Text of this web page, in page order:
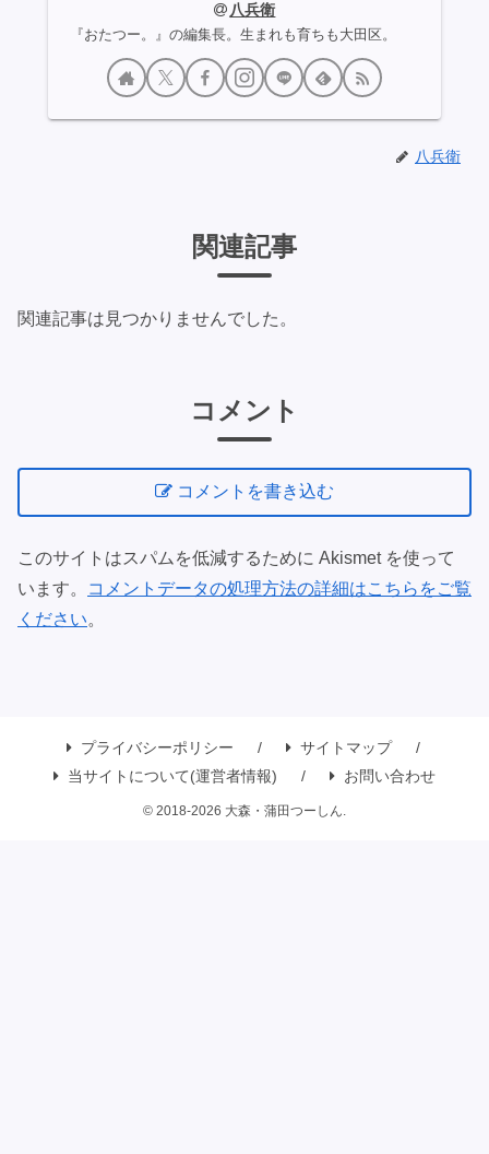
八兵衛
『おたつー。』の編集長。生まれも育ちも大田区。
八兵衛
関連記事
関連記事は見つかりませんでした。
コメント
コメントを書き込む
このサイトはスパムを低減するために Akismet を使って
います。
コメントデータの処理方法の詳細はこちらをご覧
ください。
プライバシーポリシー
サイトマップ
当サイトについて(運営者情報)
お問い合わせ
© 2018-2026 大森・蒲田つーしん.